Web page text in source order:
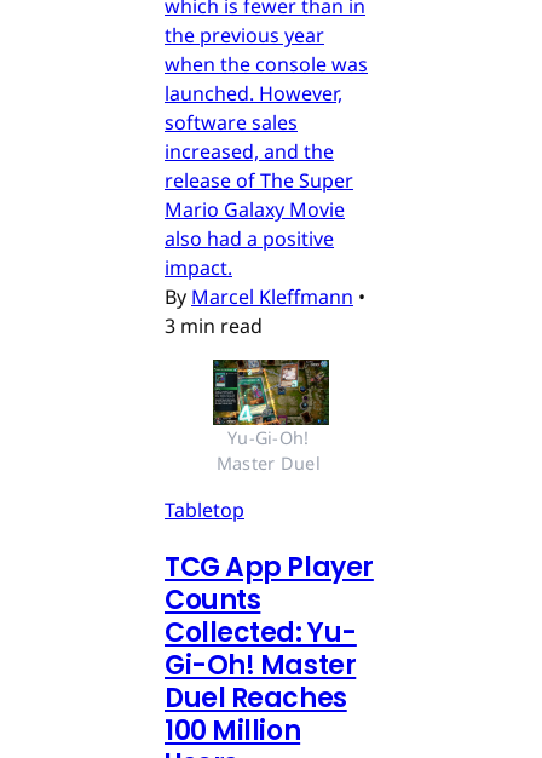
which is fewer than in
the previous year
when the console was
launched. However,
software sales
increased, and the
release of The Super
Mario Galaxy Movie
also had a positive
impact.
By Marcel Kleffmann •
3 min read
Yu-Gi-Oh!
Master Duel
Tabletop
TCG App Player
Counts
Collected: Yu-
Gi-Oh! Master
Duel Reaches
100 Million